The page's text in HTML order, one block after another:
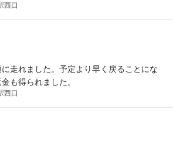
西口
走れました。予定より早く戻ることにな
も得られました。
西口